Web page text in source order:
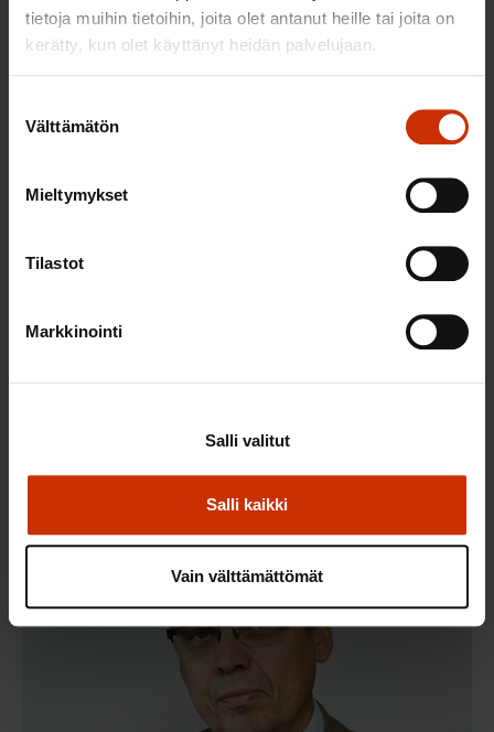
tietoja muihin tietoihin, joita olet antanut heille tai joita on
kerätty, kun olet käyttänyt heidän palvelujaan.
valinta
Välttämätön
Mieltymykset
Tilastot
Markkinointi
Salli kaikki
Salli valitut
Vain välttämättömät
Pohjoismainen malli sopii Suomelle
Luottamusta on rakennettava yhteistyöllä